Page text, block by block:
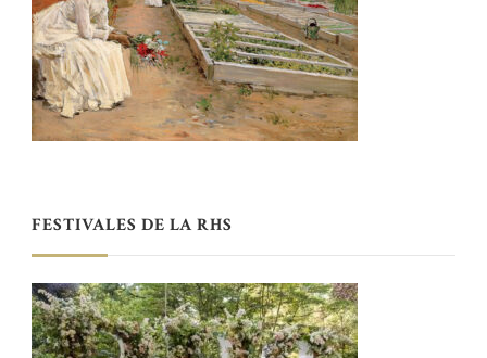
FESTIVALES DE LA RHS